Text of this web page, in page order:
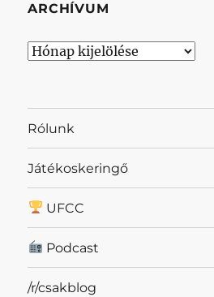
ARCHÍVUM
Archívum
Rólunk
Játékoskeringő
UFCC
Podcast
/r/csakblog